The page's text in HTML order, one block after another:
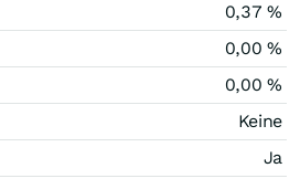
0,37 %
0,00 %
0,00 %
Keine
Ja